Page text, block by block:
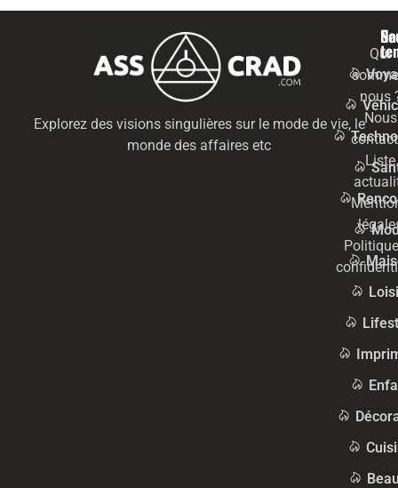
Explorez des visions singulières sur le mode de vie, le
monde des affaires etc
Qui
nous
Nous
Liste